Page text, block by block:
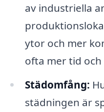
av industriella
ytor och mer
ofta mer tid och
Städomfång:
städningen är